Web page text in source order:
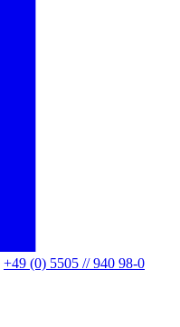
+49 (0) 5505 // 940 98-0